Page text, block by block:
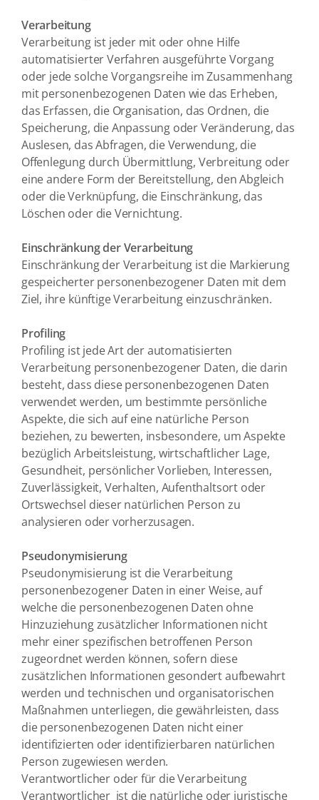
Verarbeitung
Verarbeitung ist jeder mit oder ohne Hilfe
automatisierter Verfahren ausgeführte Vorgang
oder jede solche Vorgangsreihe im Zusammenhang
mit personenbezogenen Daten wie das Erheben,
das Erfassen, die Organisation, das Ordnen, die
Speicherung, die Anpassung oder Veränderung, das
Auslesen, das Abfragen, die Verwendung, die
Offenlegung durch Übermittlung, Verbreitung oder
eine andere Form der Bereitstellung, den Abgleich
oder die Verknüpfung, die Einschränkung, das
Löschen oder die Vernichtung.
Einschränkung der Verarbeitung
Einschränkung der Verarbeitung ist die Markierung
gespeicherter personenbezogener Daten mit dem
Ziel, ihre künftige Verarbeitung einzuschränken.
Profiling
Profiling ist jede Art der automatisierten
Verarbeitung personenbezogener Daten, die darin
besteht, dass diese personenbezogenen Daten
verwendet werden, um bestimmte persönliche
Aspekte, die sich auf eine natürliche Person
beziehen, zu bewerten, insbesondere, um Aspekte
bezüglich Arbeitsleistung, wirtschaftlicher Lage,
Gesundheit, persönlicher Vorlieben, Interessen,
Zuverlässigkeit, Verhalten, Aufenthaltsort oder
Ortswechsel dieser natürlichen Person zu
analysieren oder vorherzusagen.
Pseudonymisierung
Pseudonymisierung ist die Verarbeitung
personenbezogener Daten in einer Weise, auf
welche die personenbezogenen Daten ohne
Hinzuziehung zusätzlicher Informationen nicht
mehr einer spezifischen betroffenen Person
zugeordnet werden können, sofern diese
zusätzlichen Informationen gesondert aufbewahrt
werden und technischen und organisatorischen
Maßnahmen unterliegen, die gewährleisten, dass
die personenbezogenen Daten nicht einer
identifizierten oder identifizierbaren natürlichen
Person zugewiesen werden.
Verantwortlicher oder für die Verarbeitung
Verantwortlicher ist die natürliche oder juristische